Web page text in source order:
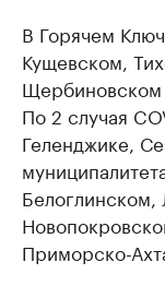
В Горячем
Кущевском,
Щербиновском
По 2 случая
Геленджике,
Приморско-